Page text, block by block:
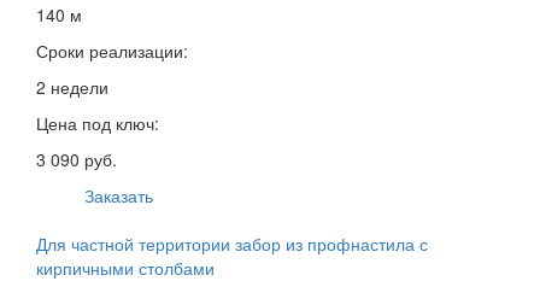
140 м
Сроки реализации:
2 недели
Цена под ключ:
3 090 руб.
Заказать
Для частной территории забор из профнастила с
кирпичными столбами